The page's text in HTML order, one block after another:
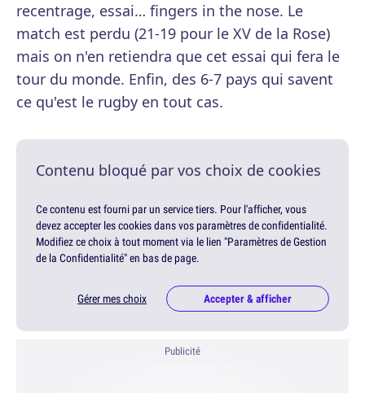
recentrage, essai… fingers in the nose. Le
match est perdu (21-19 pour le XV de la Rose)
mais on n'en retiendra que cet essai qui fera le
tour du monde. Enfin, des 6-7 pays qui savent
ce qu'est le rugby en tout cas.
Contenu bloqué par vos choix de cookies
Ce contenu est fourni par un service tiers. Pour l'afficher, vous
devez accepter les cookies dans vos paramètres de confidentialité.
Modifiez ce choix à tout moment via le lien "Paramètres de Gestion
de la Confidentialité" en bas de page.
Gérer mes choix Accepter & afficher
Publicité